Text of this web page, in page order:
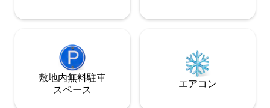
敷地内無料駐⁠車
ス⁠ペ⁠ー⁠ス
エアコン